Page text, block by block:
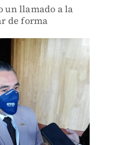
un llamado a la
de forma